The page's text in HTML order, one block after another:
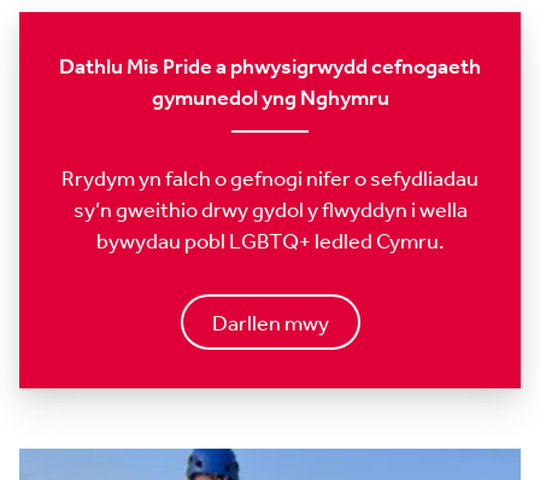
Dathlu Mis Pride a phwysigrwydd cefnogaeth
gymunedol yng Nghymru
Rrydym yn falch o gefnogi nifer o sefydliadau
sy’n gweithio drwy gydol y flwyddyn i wella
bywydau pobl LGBTQ+ ledled Cymru.
Darllen mwy